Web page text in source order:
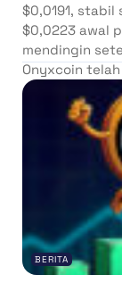
$0,0191, stabil
$0,0223 awal
mendingin
Onyxcoin
BERITA